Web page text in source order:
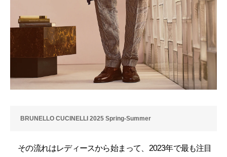
BRUNELLO CUCINELLI 2025 Spring-Summer
その流れはレディースから始まって、2023年で最も注目